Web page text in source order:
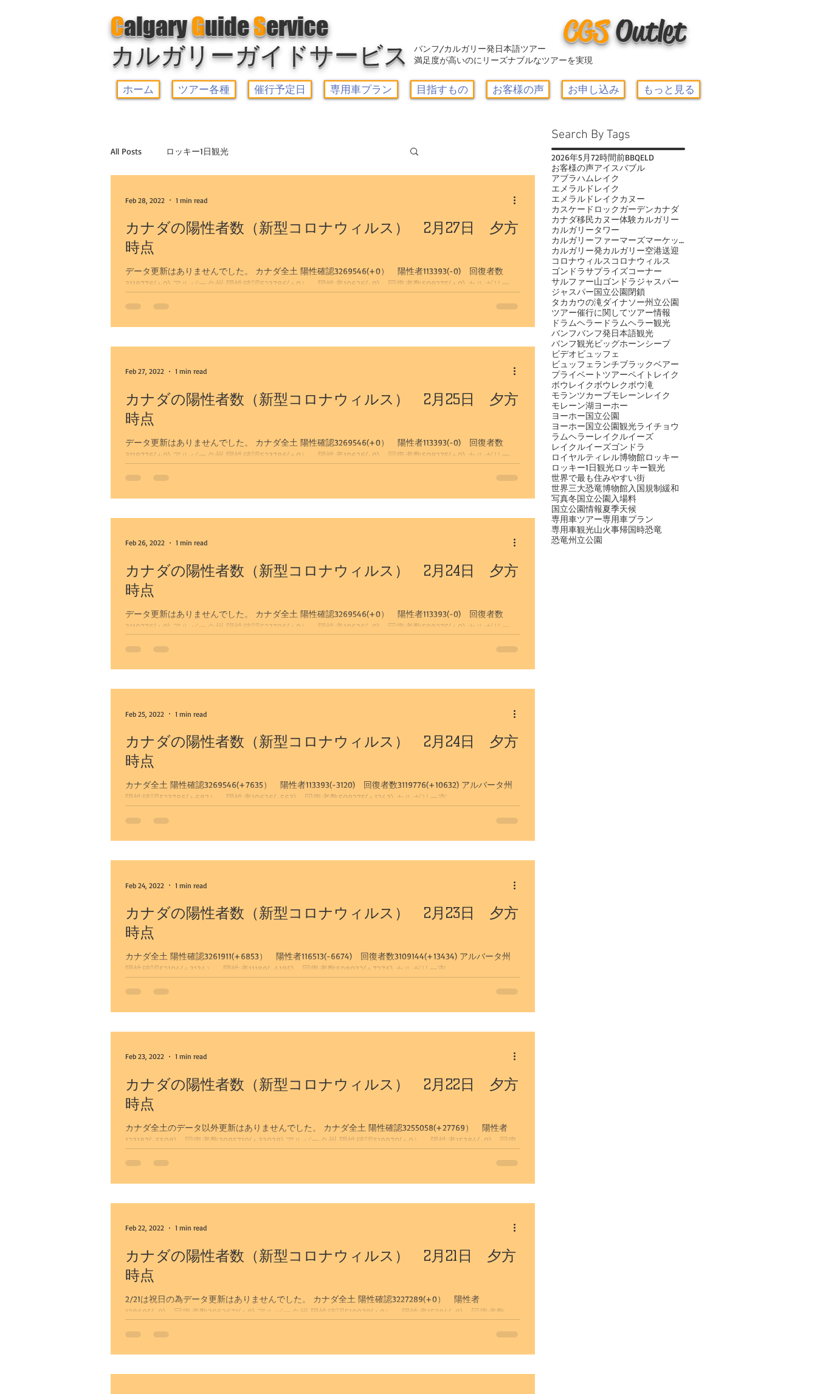
CalgaryGuideService
カルガリーガイドサービス
CGSOutlet
バンフ/カルガリー発日本語ツアー
満足度が高いのにリーズナブルなツアーを実現
ホーム ツアー各種 催行予定日 専用車プラン 目指すもの お客様の声 お申し込み もっと見る
All Posts ロッキー1日観光
ヨーホー国立公園観光+レイクルイーズゴンドラ
ゆったり5大湖観光
カルガリー発観光 お客様の声 アイスバブル
ワイナリーツアー 恐竜州立公園
オリジナルツアー（専用車） カルガリー自然探訪
カルガリー空港送迎+バンフ観光
カルガリー発 レイクルイーズとモレーン湖
カルガリー空港送迎
カナダの陽性者数（新型コロナウィルス） 2月27日 夕方
時点
データ更新はありませんでした。 カナダ全土 陽性確認3269546(+0） 陽性者113393(-0) 回復者数
3119776(+0) アルバータ州 陽性確認523786(+0） 陽性者10626(-0) 回復者数509275(+0) カルガリー
Feb 28, 2022 1 min read
カナダの陽性者数（新型コロナウィルス） 2月25日 夕方
時点
データ更新はありませんでした。 カナダ全土 陽性確認3269546(+0） 陽性者113393(-0) 回復者数
3119776(+0) アルバータ州 陽性確認523786(+0） 陽性者10626(-0) 回復者数509275(+0) カルガリー
Feb 27, 2022 1 min read
カナダの陽性者数（新型コロナウィルス） 2月24日 夕方
時点
データ更新はありませんでした。 カナダ全土 陽性確認3269546(+0） 陽性者113393(-0) 回復者数
3119776(+0) アルバータ州 陽性確認523786(+0） 陽性者10626(-0) 回復者数509275(+0) カルガリー
Feb 26, 2022 1 min read
カナダの陽性者数（新型コロナウィルス） 2月24日 夕方
時点
カナダ全土 陽性確認3269546(+7635） 陽性者113393(-3120) 回復者数3119776(+10632) アルバータ州
陽性確認523786(+682） 陽性者10626(-563) 回復者数509275(+1243) カルガリー市...
Feb 25, 2022 1 min read
カナダの陽性者数（新型コロナウィルス） 2月23日 夕方
時点
カナダ全土 陽性確認3261911(+6853） 陽性者116513(-6674) 回復者数3109144(+13434) アルバータ州
陽性確認52104(+3134） 陽性者11189(-4195) 回復者数508032(+7276) カルガリー市...
Feb 24, 2022 1 min read
カナダの陽性者数（新型コロナウィルス） 2月22日 夕方
時点
カナダ全土のデータ以外更新はありませんでした。 カナダ全土 陽性確認3255058(+27769） 陽性者
123187(-5508) 回復者数3095710(+33039) アルバータ州 陽性確認519970(+0） 陽性者15384(-0) 回復
Feb 23, 2022 1 min read
カナダの陽性者数（新型コロナウィルス） 2月21日 夕方
時点
2/21は祝日の為データ更新はありませんでした。 カナダ全土 陽性確認3227289(+0） 陽性者
128695(-0) 回復者数3062671(+0) アルバータ州 陽性確認519970(+0） 陽性者15384(-0) 回復者数
Feb 22, 2022 1 min read
Search By Tags
2026年5月72時間前BBQELD
お客様の声アイスバブル
アブラハムレイク
エメラルドレイク
エメラルドレイクカヌー
カスケードロックガーデンカナダ
カナダ移民カヌー体験カルガリー
カルガリータワー
カルガリーファーマーズマーケット
カルガリー発カルガリー空港送迎
コロナウィルス コロナウィルス
ゴンドラサプライズコーナー
サルファー山ゴンドラジャスパー
ジャスパー国立公園閉鎖
タカカウの滝ダイナソー州立公園
ツアー催行に関してツアー情報
ドラムヘラー ドラムヘラー観光
バンフバンフ発日本語観光
バンフ観光ビッグホーンシープ
ビデオビュッフェ
ビュッフェランチブラックベアー
プライベートツアーペイトレイク
ボウレイクボウレクボウ滝
モランツカーブモレーンレイク
モレーン湖ヨーホー
ヨーホー国立公園
ヨーホー国立公園観光ライチョウ
ラムヘラーレイクルイーズ
レイクルイーズゴンドラ
ロイヤルティレル博物館ロッキー
ロッキー1日観光ロッキー観光
世界で最も住みやすい街
世界三大恐竜博物館入国規制緩和
写真冬国立公園入場料
国立公園情報夏季天候
専用車ツアー専用車プラン
専用車観光山火事帰国時恐竜
恐竜州立公園